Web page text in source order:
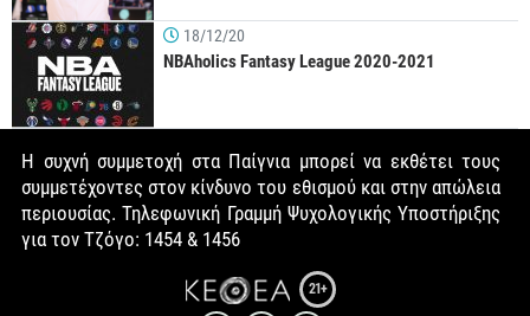
18/12/20
NBAholics Fantasy League 2020-2021
Η συχνή συμμετοχή στα Παίγνια μπορεί να εκθέτει τους
συμμετέχοντες στον κίνδυνο του εθισμού και στην απώλεια
περιουσίας. Τηλεφωνική Γραμμή Ψυχολογικής Υποστήριξης
για τον Τζόγο: 1454 & 1456
21+